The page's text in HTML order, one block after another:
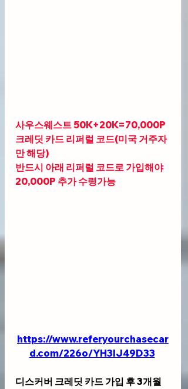
사우스웨스트 50K+20K=70,000P
크레딧 카드 리퍼럴 코드(미국 거주자
만 해당)
반드시 아래 리퍼럴 코드로 가입해야
20,000P 추가 수령가능
https://www.referyourchasecar
d.com/226o/YH3IJ49D33
디스커버 크레딧 카드 가입 후 3개월